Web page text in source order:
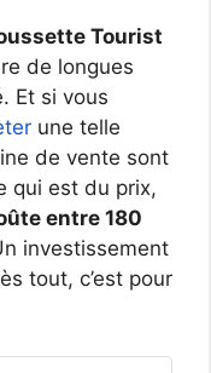
Tourist
de longues
Et si vous
une telle
de vente sont
qui est du prix,
entre 180
investissement
tout, c’est pour